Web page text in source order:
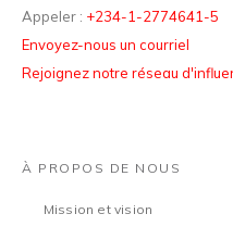
Appeler : +234-1-2774641-5
Envoyez-nous un courriel
Rejoignez notre réseau
À PROPOS DE NOUS
Mission et vision